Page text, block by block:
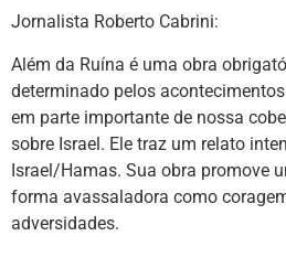
Jornalista Roberto Cabrini:
Além da Ruína é uma obra
determinado pelos
em parte importante de nossa
sobre Israel. Ele traz um relato
Israel/Hamas. Sua obra promove
forma avassaladora como
adversidades.